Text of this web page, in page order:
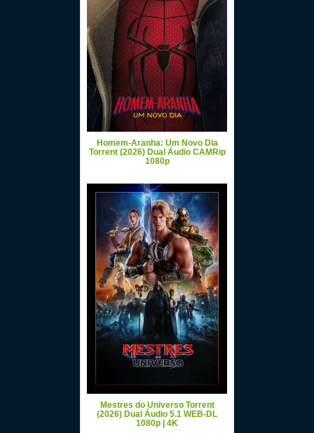
Homem-Aranha: Um Novo Dia
Torrent (2026) Dual Áudio CAMRip
1080p
Mestres do Universo Torrent
(2026) Dual Áudio 5.1 WEB-DL
1080p | 4K